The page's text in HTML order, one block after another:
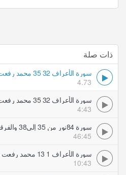
ذات صلة
سورة الأعراف 32 35 محمد رفعت تلاوات مجودة
4.73
سورة الأعراف 32 35 محمد رفعت تلاوات مجودة
4:43
46:45
سورة الأعراف 1 13 محمد رفعت تلاوات مجودة
10:43